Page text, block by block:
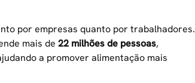
por empresas quanto por trabalhadores.
mais de 22 milhões de pessoas,
a promover alimentação mais